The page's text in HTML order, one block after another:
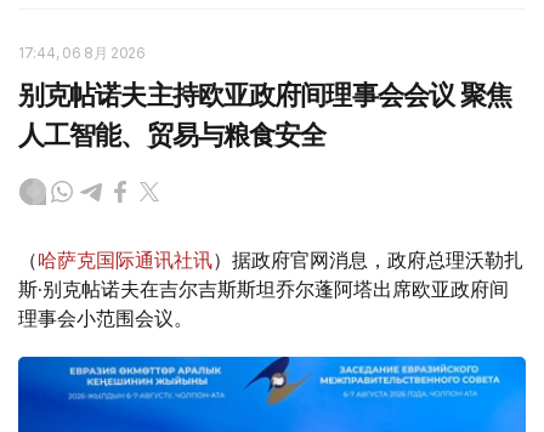
17:44, 06 8月 2026
别克帖诺夫主持欧亚政府间理事会会议 聚焦
人工智能、贸易与粮食安全
（哈萨克国际通讯社讯）据政府官网消息，政府总理沃勒扎
斯·别克帖诺夫在吉尔吉斯斯坦乔尔蓬阿塔出席欧亚政府间
理事会小范围会议。